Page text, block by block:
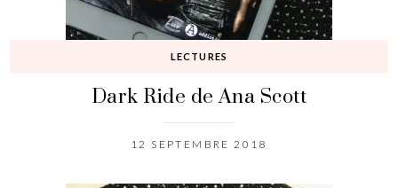
LECTURES
Dark Ride de Ana Scott
12 SEPTEMBRE 2018